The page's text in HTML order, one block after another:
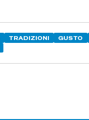
TRADIZIONI GUSTO